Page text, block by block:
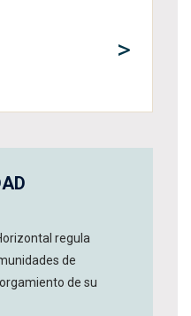
>
regula
de
de su